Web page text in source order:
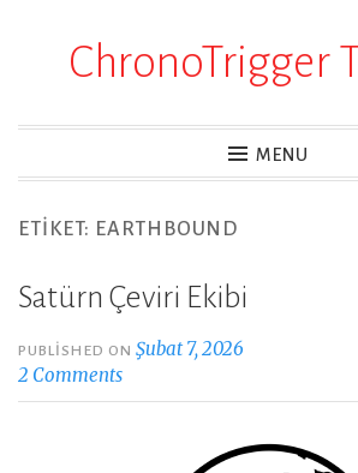
ChronoTrigger
MENU
ETIKET: EARTHBOUND
Satürn Çeviri Ekibi
PUBLISHED ONŞubat 7, 2026
2 Comments